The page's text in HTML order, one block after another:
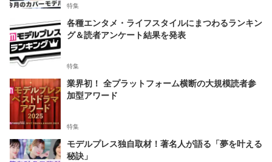
特集
各種エンタメ・ライフスタイルにまつわるランキン
グ＆読者アンケート結果を発表
特集
業界初！ 全プラットフォーム横断の大規模読者参
加型アワード
特集
モデルプレス独自取材！著名人が語る「夢を叶える
秘訣」